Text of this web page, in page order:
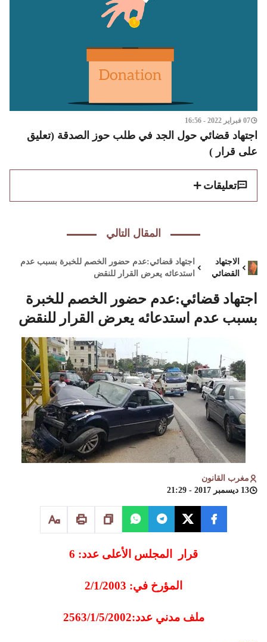
07 فبراير 2022 - 16:56
اجتهاد قضائي حول الجد في طلب حوز الصدقة (تعليق
على قرار )
تعليقات
المقال التالي
الاجتهاد
القضائي
اجتهاد قضائي:عدم حضور الخصم للخبرة بسبب عدم
استدعائه يعرض القرار للنقض
اجتهاد قضائي:عدم حضور الخصم للخبرة
بسبب عدم استدعائه يعرض القرار للنقض
مغرب القانون
13 ديسمبر 2017 - 21:29
قرار المجلس الأعلى عدد: 6
المؤرخ في: 2/1/2003
ملف مدني عدد:2563/1/5/2002